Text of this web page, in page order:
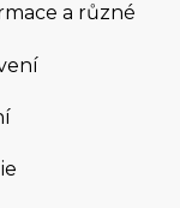
a různé